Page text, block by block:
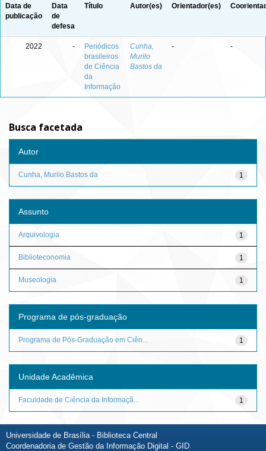
Data de
publicação
Data
de
defesa
Título Autor(es) Orientador(es)
2022 -
Periódicos
brasileiros
de Ciência
da
Informação
Cunha,
Murilo
Bastos da
- -
Busca facetada
Autor
1
Cunha, Murilo Bastos da
Assunto
1
Arquivologia
1
Biblioteconomia
1
Museologia
Programa de pós-graduação
1
Programa de Pós-Graduação em Ciên...
Unidade Acadêmica
1
Faculdade de Ciência da Informaçã...
Universidade de Brasília - Biblioteca Central
Coordenadoria de Gestão da Informação Digital - GID